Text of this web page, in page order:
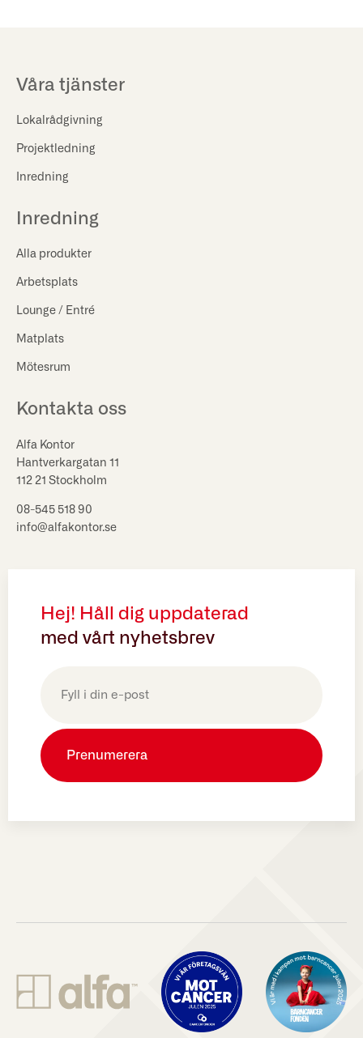
Våra tjänster
Lokalrådgivning
Projektledning
Inredning
Inredning
Alla produkter
Arbetsplats
Lounge / Entré
Matplats
Mötesrum
Kontakta oss
Alfa Kontor
Hantverkargatan 11
112 21 Stockholm
08-545 518 90
info@alfakontor.se
Hej! Håll dig uppdaterad
med vårt nyhetsbrev
(Obligatoriskt)